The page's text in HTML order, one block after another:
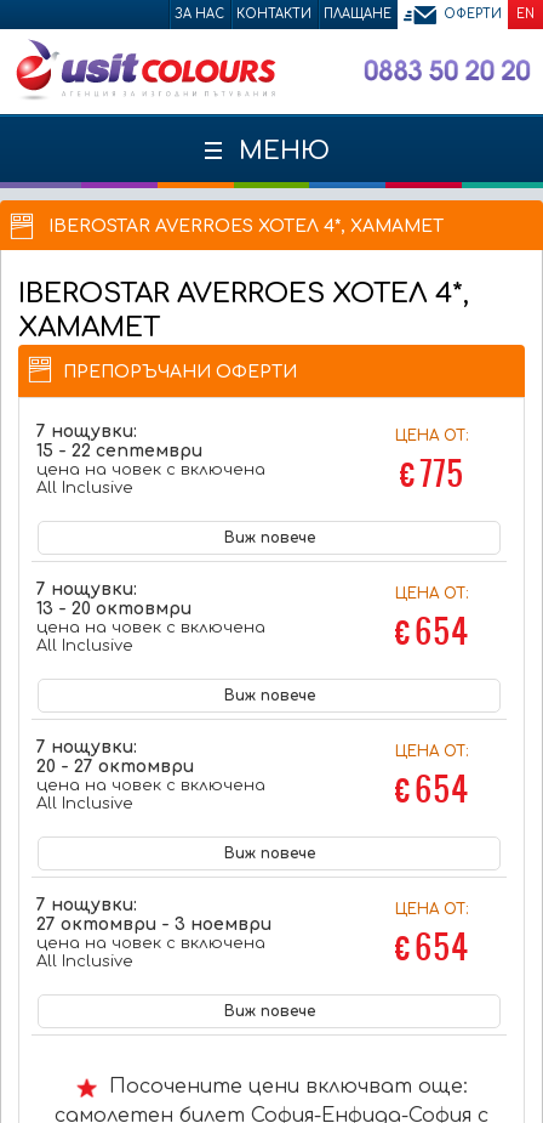
ЗА НАС КОНТАКТИ ПЛАЩАНЕ ОФЕРТИ EN
МЕНЮ
IBEROSTAR AVERROES ХОТЕЛ 4*, ХАМАМЕТ
IBEROSTAR AVERROES ХОТЕЛ 4*,
ХАМАМЕТ
ПРЕПОРЪЧАНИ ОФЕРТИ
7 нощувки:
15 - 22 септември
цена на човек с включена
All Inclusive
ЦЕНА ОТ:
€ 775
Виж повече
7 нощувки:
13 - 20 октовмри
цена на човек с включена
All Inclusive
ЦЕНА ОТ:
€ 654
Виж повече
7 нощувки:
20 - 27 октомври
цена на човек с включена
All Inclusive
ЦЕНА ОТ:
€ 654
Виж повече
7 нощувки:
27 октомври - 3 ноември
цена на човек с включена
All Inclusive
ЦЕНА ОТ:
€ 654
Виж повече
Посочените цени включват още:
самолетен билет София-Енфида-София с